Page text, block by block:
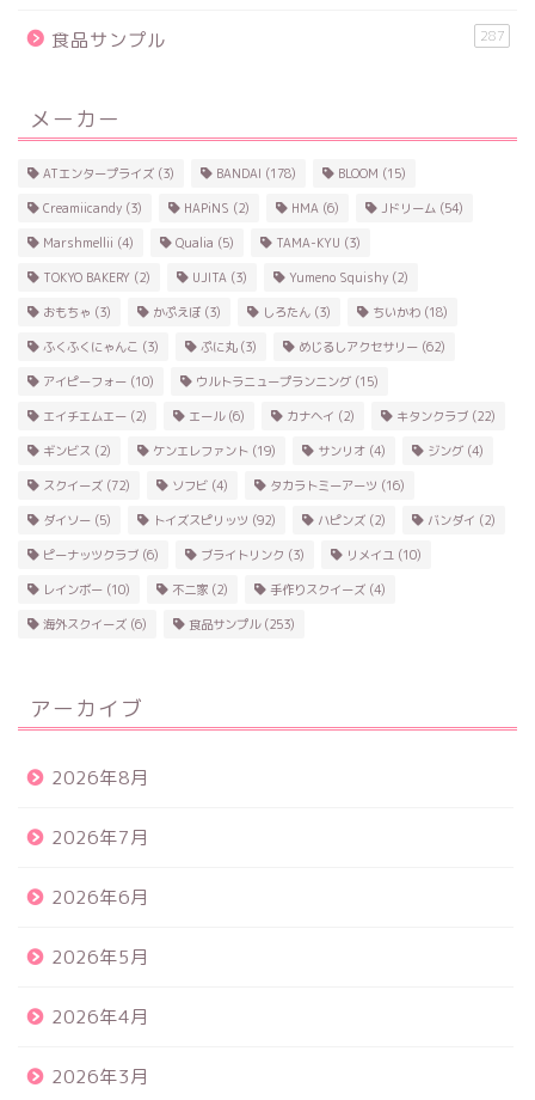
食品サンプル 287
メーカー
ATエンタープライズ (3) BANDAI (178) BLOOM (15)
Creamiicandy (3) HAPiNS (2) HMA (6) Jドリーム (54)
Marshmellii (4) Qualia (5) TAMA-KYU (3)
TOKYO BAKERY (2) UJITA (3) Yumeno Squishy (2)
おもちゃ (3) かぷえぼ (3) しろたん (3) ちいかわ (18)
ふくふくにゃんこ (3) ぷに丸(3) めじるしアクセサリー (62)
アイピーフォー (10) ウルトラニュープランニング (15)
エイチエムエー (2) エール(6) カナヘイ (2) キタンクラブ (22)
ギンビス (2) ケンエレファント (19) サンリオ (4) ジング (4)
スクイーズ (72) ソフビ (4) タカラトミーアーツ (16)
ダイソー (5) トイズスピリッツ (92) ハピンズ (2) バンダイ (2)
ピーナッツクラブ (6) ブライトリンク (3) リメイユ (10)
レインボー (10) 不二家 (2) 手作りスクイーズ (4)
海外スクイーズ (6) 食品サンプル(253)
アーカイブ
2026年8月
2026年7月
2026年6月
2026年5月
2026年4月
2026年3月